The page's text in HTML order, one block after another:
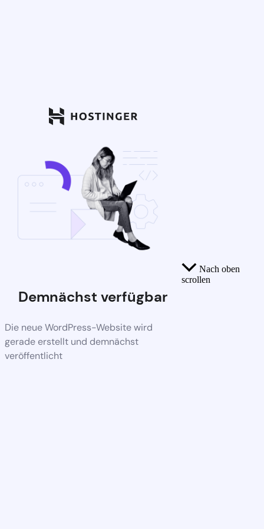
Demnächst verfügbar
Die neue WordPress-Website wird
gerade erstellt und demnächst
veröffentlicht
Nach oben
scrollen